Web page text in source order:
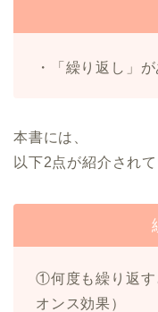
・「繰り返し」
本書には、
以下2点が紹介されて
①何度も繰り返す
オンス効果）